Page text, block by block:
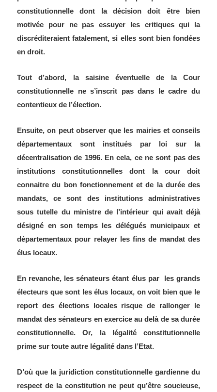
constitutionnelle dont la décision doit être bien
motivée pour ne pas essuyer les critiques qui la
discréditeraient fatalement, si elles sont bien fondées
en droit.
Tout d’abord, la saisine éventuelle de la Cour
constitutionnelle ne s’inscrit pas dans le cadre du
contentieux de l’élection.
Ensuite, on peut observer que les mairies et conseils
départementaux sont institués par loi sur la
décentralisation de 1996. En cela, ce ne sont pas des
institutions constitutionnelles dont la cour doit
connaitre du bon fonctionnement et de la durée des
mandats, ce sont des institutions administratives
sous tutelle du ministre de l’intérieur qui avait déjà
désigné en son temps les délégués municipaux et
départementaux pour relayer les fins de mandat des
élus locaux.
En revanche, les sénateurs étant élus par les grands
électeurs que sont les élus locaux, on voit bien que le
report des élections locales risque de rallonger le
mandat des sénateurs en exercice au delà de sa durée
constitutionnelle. Or, la légalité constitutionnelle
prime sur toute autre légalité dans l’Etat.
D’où que la juridiction constitutionnelle gardienne du
respect de la constitution ne peut qu’être soucieuse,